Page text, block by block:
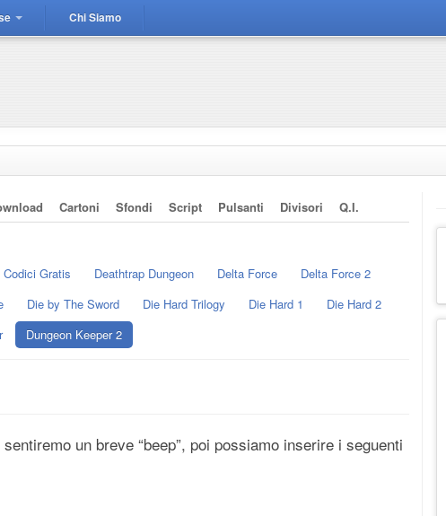
Chi Siamo
Cartoni Sfondi Script Pulsanti Divisori
Q.i.
Gratis Deathtrap Dungeon Delta Force
Delta Force 2
Die by The Sword Die Hard Trilogy Die Hard 1
Die Hard 2
Dungeon Keeper 2
un breve “beep”, poi possiamo inserire i seguenti